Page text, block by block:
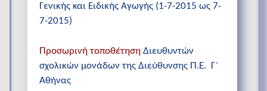
Γενικής και Ειδικής Αγωγής (1-7-2015 ως 7-
7-2015)
Προσωρινή τοποθέτηση Διευθυντών
σχολικών μονάδων της Διεύθυνσης Π.Ε. Γ΄
Αθήνας